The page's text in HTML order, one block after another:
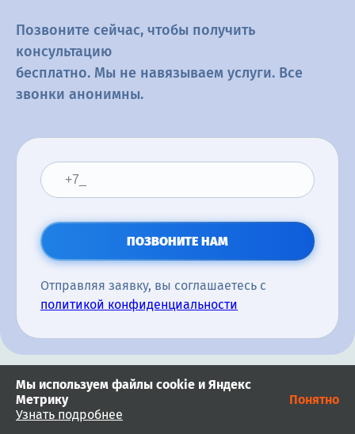
Позвоните сейчас, чтобы получить
консультацию
бесплатно. Мы не навязываем услуги. Все
звонки анонимны.
ПОЗВОНИТЕ НАМ
Отправляя заявку, вы соглашаетесь с
политикой конфиденциальности
Мы используем файлы cookie и Яндекс
Метрику
Узнать подробнее
Понятно